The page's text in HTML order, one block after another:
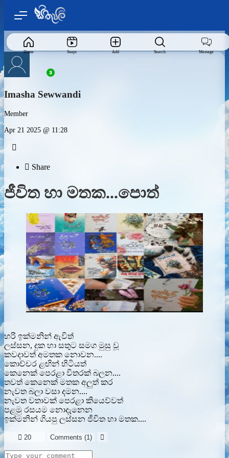
Home Snaps Add Search Message
Imasha Sewwandi
Member
Apr 21 2025 @ 11:28

 Share
ජීවිත හා මතක...පොත්
හරි ඉක්මනින් ඇවිත්
ලස්සන, දුක හා සතුට සමග මුසු වූ
කවදාවත් අමතක නොවන....
කොච්චර ළඟින් හිටියත්
කෙනෙක් පෙරළා විතරක් බලන....
තවත් කෙනෙක් මතක අලුත් කර
නැවත බලා වසා දමන....
නැවත වතාවක් පෙරළා කියෙව්වත්
පළමු රසයම නොදැනෙන
ඉක්මනින් ගියපු ලස්සන ජීවිත හා මතක....
 20 Comments (1) 